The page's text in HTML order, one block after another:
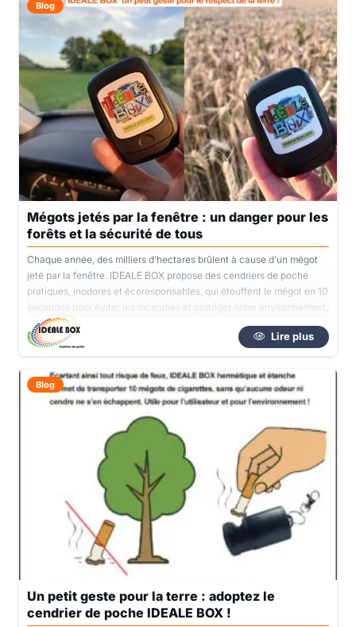
Mégots jetés par la fenêtre : un danger pour les
forêts et la sécurité de tous
Chaque année, des milliers d’hectares brûlent à cause d’un mégot
jeté par la fenêtre. IDEALE BOX propose des cendriers de poche
pratiques, inodores et écoresponsables, qui étouffent le mégot en 10
secondes pour éviter les incendies et protéger notre environnement.
Lire plus
Blog
Un petit geste pour la terre : adoptez le
cendrier de poche IDEALE BOX !
Blog